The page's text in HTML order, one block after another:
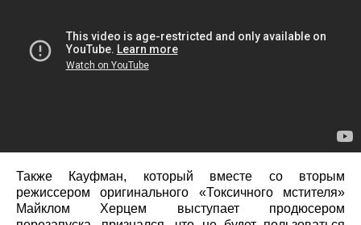
Также Кауфман, который вместе со вторым
режиссером оригинального «Токсичного мстителя»
Майклом Херцем выступает продюсером